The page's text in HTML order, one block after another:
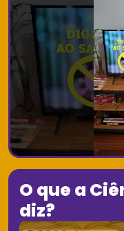
O que a
diz?